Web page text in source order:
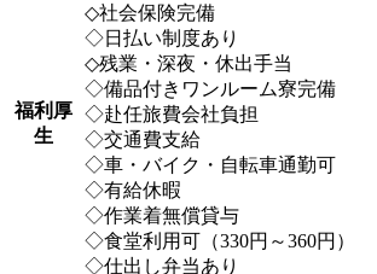
福利厚
生
◇社会保険完備
◇日払い制度あり
◇残業・深夜・休出手当
◇備品付きワンルーム寮完備
◇赴任旅費会社負担
◇交通費支給
◇車・バイク・自転車通勤可
◇有給休暇
◇作業着無償貸与
◇食堂利用可（330円～360円）
◇仕出し弁当あり